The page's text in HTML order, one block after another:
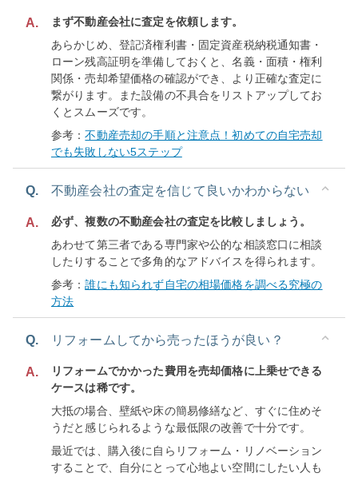
A.
まず不動産会社に査定を依頼します。
あらかじめ、登記済権利書・固定資産税納税通知書・
ローン残高証明を準備しておくと、名義・面積・権利
関係・売却希望価格の確認ができ、より正確な査定に
繋がります。また設備の不具合をリストアップしてお
くとスムーズです。
参考：不動産売却の手順と注意点！初めての自宅売却
でも失敗しない5ステップ
Q. 不動産会社の査定を信じて良いかわからない
A.
必ず、複数の不動産会社の査定を比較しましょう。
あわせて第三者である専門家や公的な相談窓口に相談
したりすることで多角的なアドバイスを得られます。
参考：誰にも知られず自宅の相場価格を調べる究極の
方法
Q. リフォームしてから売ったほうが良い？
A.
リフォームでかかった費用を売却価格に上乗せできる
ケースは稀です。
大抵の場合、壁紙や床の簡易修繕など、すぐに住めそ
うだと感じられるような最低限の改善で十分です。
最近では、購入後に自らリフォーム・リノベーション
することで、自分にとって心地よい空間にしたい人も